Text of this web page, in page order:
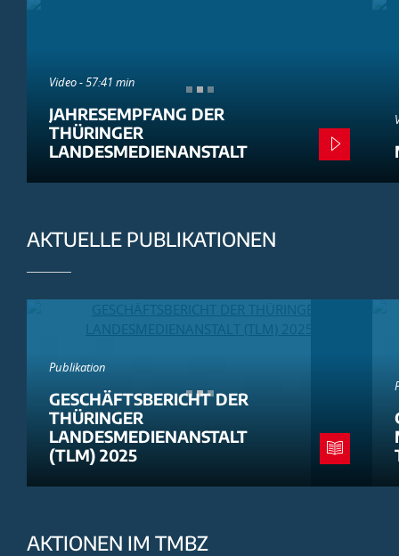
Video - 57:41 min
JAHRESEMPFANG DER
THÜRINGER
LANDESMEDIENANSTALT
AKTUELLE PUBLIKATIONEN
Publikation
GESCHÄFTSBERICHT DER
THÜRINGER
LANDESMEDIENANSTALT
(TLM) 2025
AKTIONEN IM TMBZ